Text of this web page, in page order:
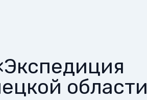
области